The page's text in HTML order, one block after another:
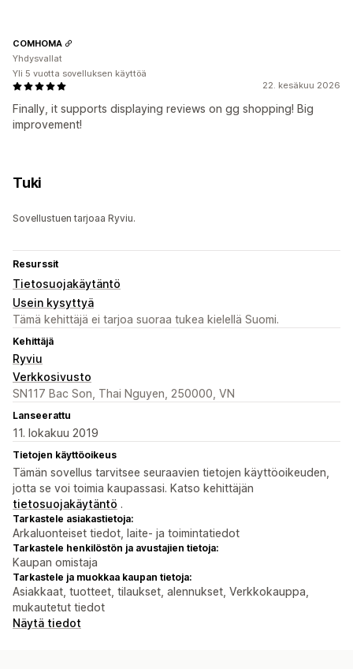
22. kesäkuu 2026
Finally, it supports displaying reviews on gg shopping! Big
improvement!
COMHOMA
Yhdysvallat
Yli 5 vuotta sovelluksen käyttöä
Tuki
Sovellustuen tarjoaa Ryviu.
Resurssit
Tietosuojakäytäntö
Usein kysyttyä
Tämä kehittäjä ei tarjoa suoraa tukea kielellä Suomi.
Kehittäjä
Ryviu
Verkkosivusto
SN117 Bac Son, Thai Nguyen, 250000, VN
Lanseerattu
11. lokakuu 2019
Tietojen käyttöoikeus
Tämän sovellus tarvitsee seuraavien tietojen käyttöoikeuden,
jotta se voi toimia kaupassasi. Katso kehittäjän
tietosuojakäytäntö .
Tarkastele asiakastietoja:
Arkaluonteiset tiedot, laite- ja toimintatiedot
Tarkastele henkilöstön ja avustajien tietoja:
Kaupan omistaja
Tarkastele ja muokkaa kaupan tietoja:
Asiakkaat, tuotteet, tilaukset, alennukset, Verkkokauppa,
mukautetut tiedot
Näytä tiedot